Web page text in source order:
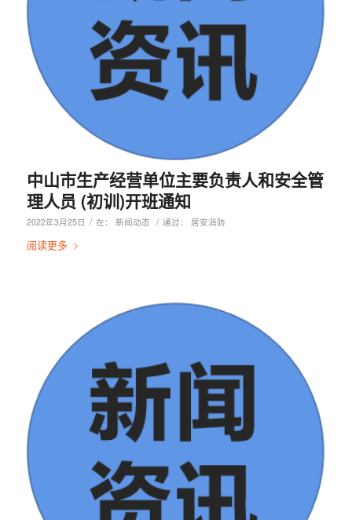
中山市生产经营单位主要负责人和安全管
理人员 (初训)开班通知
2022年3月25日 / 在： 新闻动态 / 通过： 居安消防
阅读更多